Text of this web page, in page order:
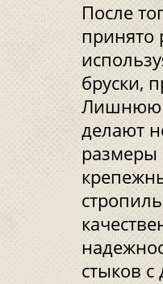
После
принято
бруски,
Лишнюю
делают
размеры
стыков